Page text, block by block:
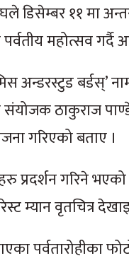
११ मा
महोत्सव
अन्डरस्टुड बर्डस्’
ठाकुराज पाण्डेले
गरिएको बताए ।
प्रदर्शन गरिने
म्यान वृतचित्र
पर्वतारोहीका